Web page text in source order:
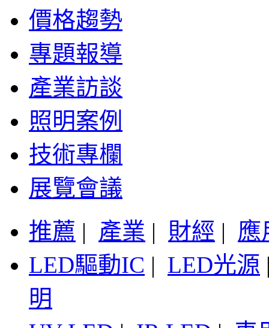
價格趨勢
專題報導
產業訪談
照明案例
技術專欄
展覽會議
推薦 | 產業 | 財經 | 應
LED驅動IC | LED光源
明